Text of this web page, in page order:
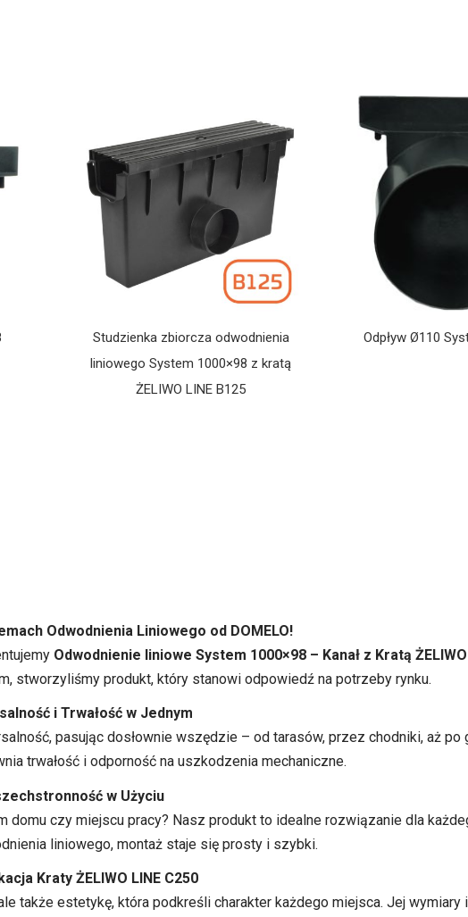
Studzienka zbiorcza odwodnienia
liniowego System 1000×98 z kratą
ŻELIWO LINE B125
Odpływ Ø110
Odwodnienia Liniowego od DOMELO!
Odwodnienie liniowe System 1000×98 – Kanał z Kratą ŻELIWO
stworzyliśmy produkt, który stanowi odpowiedź na potrzeby rynku.
i Trwałość w Jednym
pasując dosłownie wszędzie – od tarasów, przez chodniki, aż po
trwałość i odporność na uszkodzenia mechaniczne.
w Użyciu
czy miejscu pracy? Nasz produkt to idealne rozwiązanie dla
liniowego, montaż staje się prosty i szybki.
Kraty ŻELIWO LINE C250
także estetykę, która podkreśli charakter każdego miejsca. Jej wymiary